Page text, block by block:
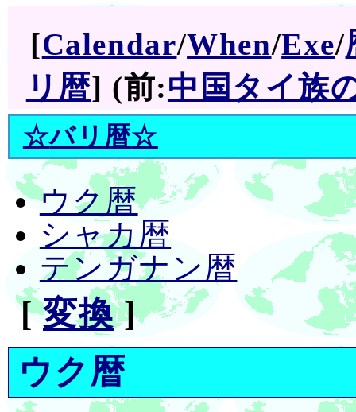
[Calendar/When/Exe/
リ暦] (前:中国タイ族
☆バリ暦☆
ウク暦
シャカ暦
テンガナン暦
[変換]
ウク暦